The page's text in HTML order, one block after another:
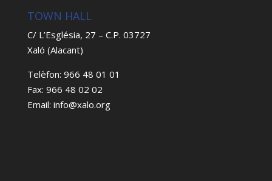
TOWN HALL
C/ L’Església, 27 – C.P. 03727
Xaló (Alacant)
Telèfon: 966 48 01 01
Fax: 966 48 02 02
Email: info@xalo.org